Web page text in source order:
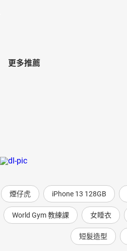
更多推薦
煙仔虎 iPhone 13 128GB
World Gym 教練課 女睡衣
短髮造型